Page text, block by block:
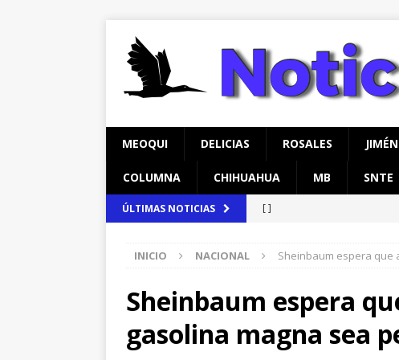
MEOQUI DELICIAS ROSALES
COLUMNA CHIHUAHUA MB SNTE
ÚLTIMAS NOTICIAS
[ ]
carretera Aldama
[ ]
[ ]
INICIO NACIONAL Sheinbaum espera que
Sheinbaum espera
gasolina magna sea